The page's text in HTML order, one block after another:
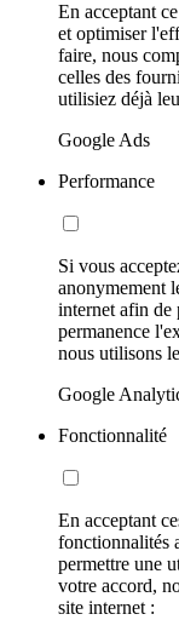
En acceptant
et optimiser
faire, nous
celles des
utilisiez déjà
Google Ads
Performance
Si vous
anonymement
internet afin de
permanence
nous utilisons
Google
Fonctionnalité
En acceptant
fonctionnalités
permettre une
votre accord,
site internet :